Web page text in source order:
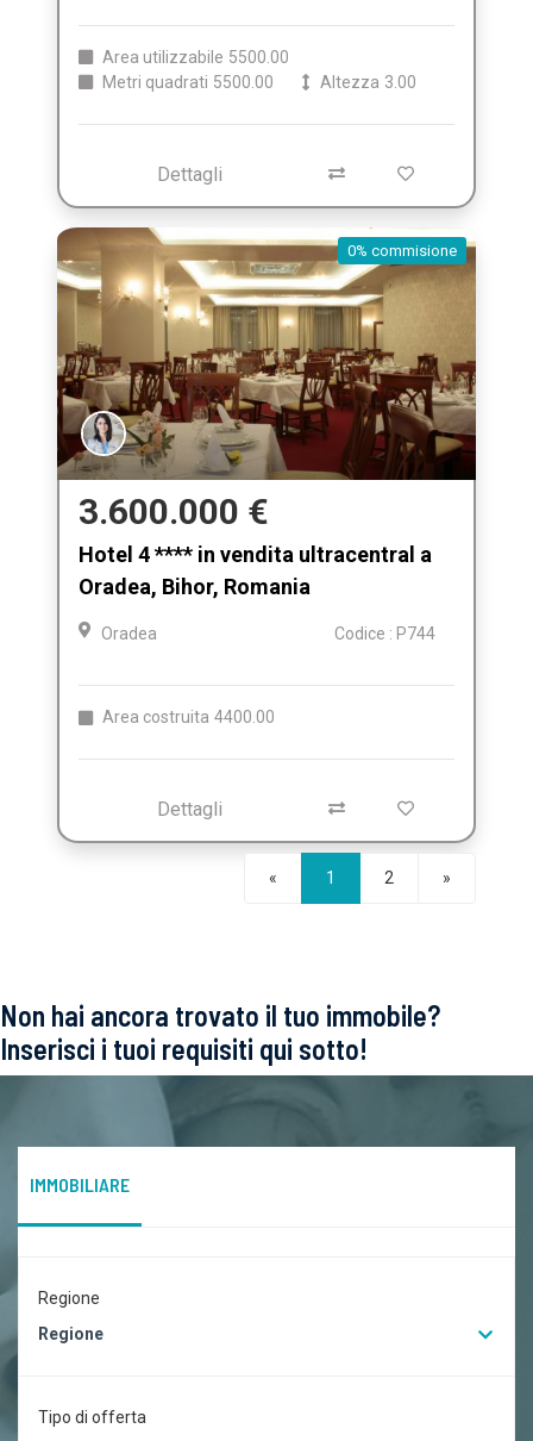
Area utilizzabile 5500.00
Metri quadrati 5500.00 Altezza 3.00
Dettagli
0% commisione
3.600.000 €
Hotel 4 **** in vendita ultracentral a
Oradea, Bihor, Romania
Oradea Codice : P744
Area costruita 4400.00
Dettagli
« 1 2 »
Non hai ancora trovato il tuo immobile?
Inserisci i tuoi requisiti qui sotto!
IMMOBILIARE
Regione
Regione
Tipo di offerta